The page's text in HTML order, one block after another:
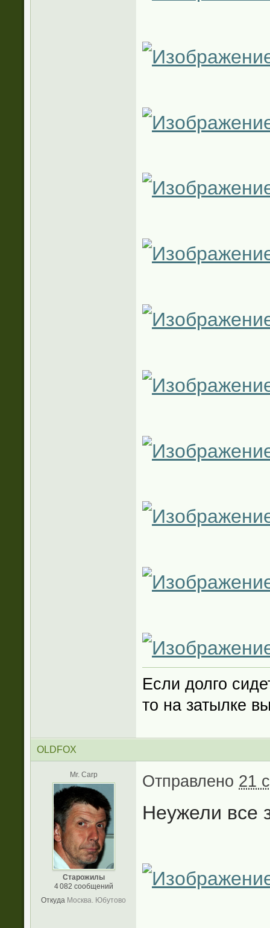
Если долго
то на затылке
OLDFOX
Mr. Carp
Старожилы
4 082 сообщений
Откуда Москва. Юбутово
Отправлено 21
Неужели все